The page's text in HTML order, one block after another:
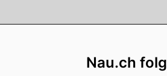
Nau.ch